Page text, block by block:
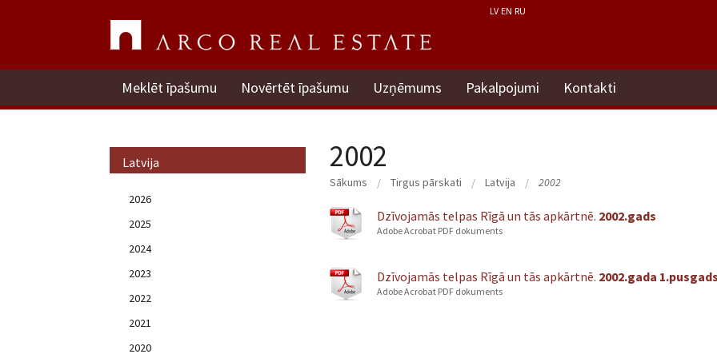
LV EN RU
Meklēt īpašumu Novērtēt īpašumu Uzņēmums Pakalpojumi Kontakti
Latvija
2026
2025
2024
2023
2022
2021
2020
2002
Sākums Tirgus pārskati Latvija 2002
Dzīvojamās telpas Rīgā un tās apkārtnē. 2002.gads
Adobe Acrobat PDF dokuments
Dzīvojamās telpas Rīgā un tās apkārtnē. 2002.gada
Adobe Acrobat PDF dokuments